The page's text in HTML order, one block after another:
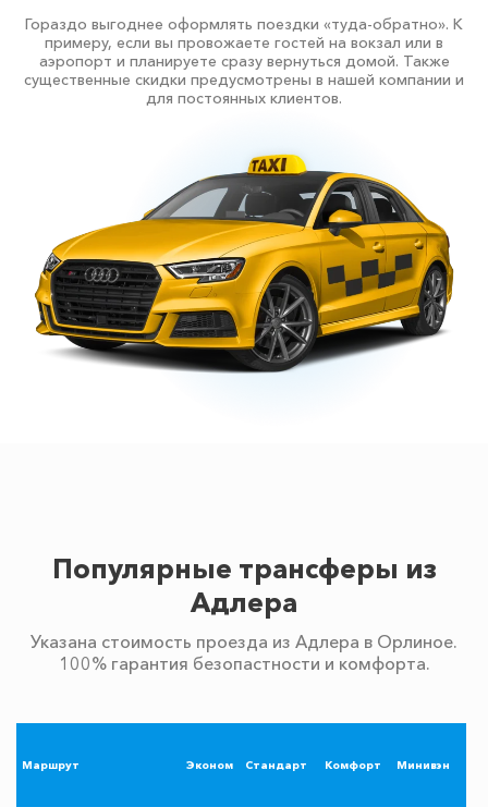
Гораздо выгоднее оформлять поездки «туда-обратно». К
примеру, если вы провожаете гостей на вокзал или в
аэропорт и планируете сразу вернуться домой. Также
существенные скидки предусмотрены в нашей компании и
для постоянных клиентов.
Популярные трансферы из
Адлера
Указана стоимость проезда из Адлера в Орлиное.
100% гарантия безопастности и комфорта.
Маршрут Эконом Стандарт Комфорт Минивэн